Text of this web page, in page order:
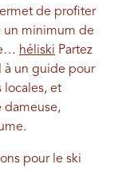
de profiter
un minimum de
héliski Partez
à un guide pour
locales, et
dameuse,
pour le ski